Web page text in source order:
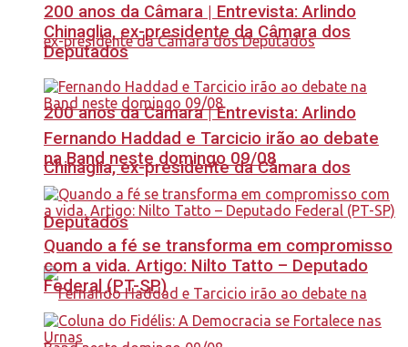
200 anos da Câmara | Entrevista: Arlindo
Chinaglia, ex-presidente da Câmara dos
Deputados
200 anos da Câmara | Entrevista: Arlindo
Chinaglia, ex-presidente da Câmara dos
Deputados
Fernando Haddad e Tarcicio irão ao debate
na Band neste domingo 09/08
Quando a fé se transforma em compromisso
com a vida. Artigo: Nilto Tatto – Deputado
Federal (PT-SP)